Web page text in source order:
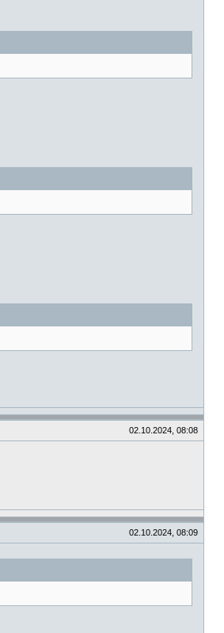
02.10.2024, 08:08
02.10.2024, 08:09